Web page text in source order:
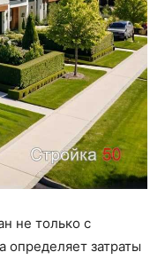
не только с
определяет затраты